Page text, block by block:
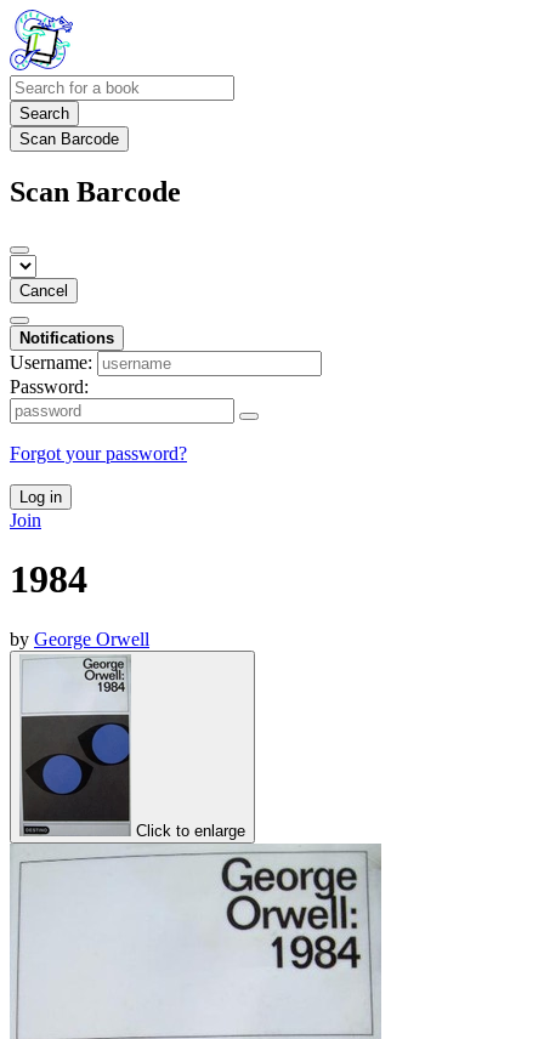
Search
Scan Barcode
Scan Barcode
Cancel
Notifications
Username:
Password:
Forgot your password?
Log in
Join
1984
by George Orwell
Click to enlarge